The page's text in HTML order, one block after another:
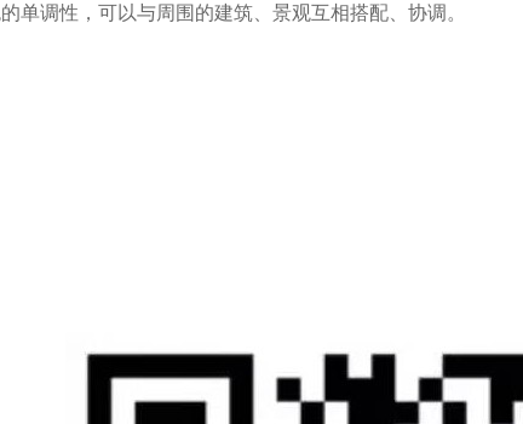
调性，可以与周围的建筑、景观互相搭配、协调。